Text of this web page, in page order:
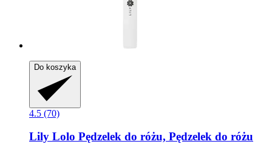
Do koszyka
4.5 (70)
Lily Lolo Pędzelek do różu, Pędzelek do różu